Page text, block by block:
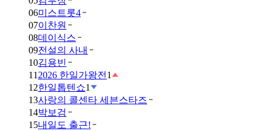
06미스트롯4
07이찬원
08데이식스
09전설의 사내
10김용빈
11 2026 한일가왕전 1
12한일톱텐쇼1
13사랑의 콜센타 세븐스타즈
14박보검
15내일도 출근!